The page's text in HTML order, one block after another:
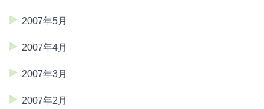
2007年5月
2007年4月
2007年3月
2007年2月